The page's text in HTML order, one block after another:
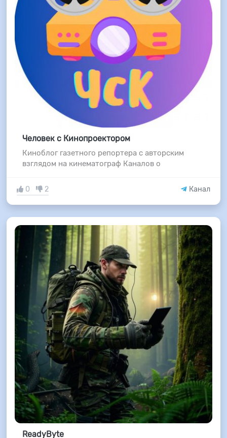
Человек с Кинопроектором
Киноблог газетного репортера с авторским
взглядом на кинематограф Каналов о
0 2 Канал
ReadyByte